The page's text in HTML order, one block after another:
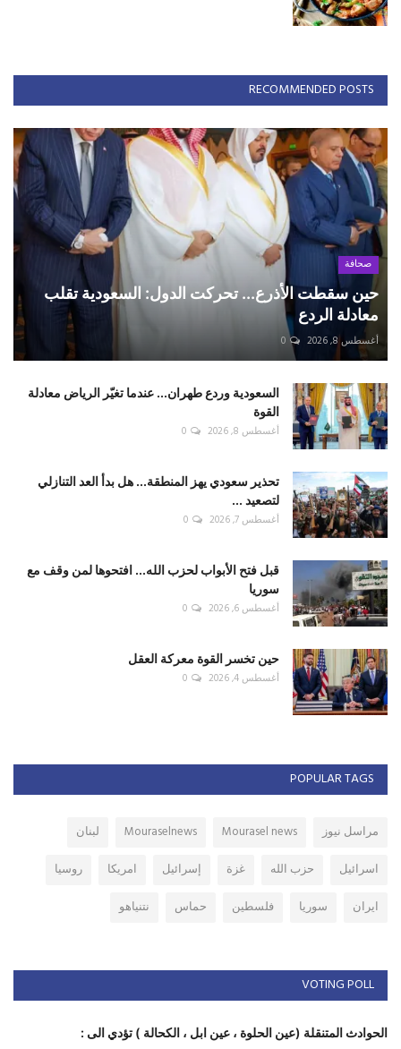
RECOMMENDED POSTS
صحافة
حين سقطت الأذرع... تحركت الدول: السعودية تقلب
معادلة الردع
أغسطس 8, 2026 0
السعودية وردع طهران... عندما تغيّر الرياض معادلة
القوة
أغسطس 8, 2026 0
تحذير سعودي يهز المنطقة... هل بدأ العد التنازلي
لتصعيد ...
أغسطس 7, 2026 0
قبل فتح الأبواب لحزب الله... افتحوها لمن وقف مع
سوريا
أغسطس 6, 2026 0
حين تخسر القوة معركة العقل
أغسطس 4, 2026 0
POPULAR TAGS
مراسل نيوز Mourasel news
Mouraselnews
لبنان
اسرائيل
حزب الله غزة إسرائيل امريكا
روسيا
ايران
سوريا فلسطين حماس نتنياهو
VOTING POLL
الحوادث المتنقلة (عين الحلوة ، عين ابل ، الكحالة ) تؤدي الى :